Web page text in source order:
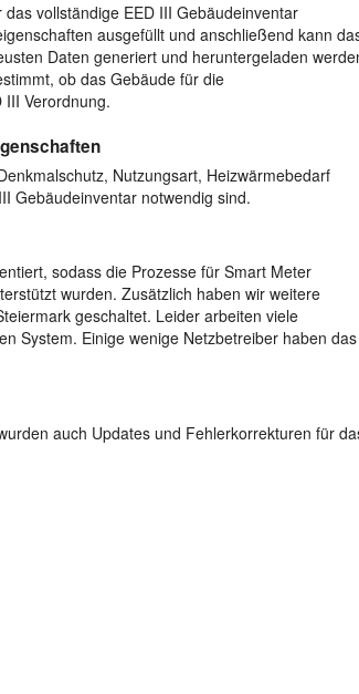
vollständige EED III Gebäudeinventar
ausgefüllt und anschließend kann
Daten generiert und heruntergeladen
ob das Gebäude für die
Verordnung.
Nutzungsart, Heizwärmebedarf
Gebäudeinventar notwendig sind.
sodass die Prozesse für Smart Meter
wurden. Zusätzlich haben wir weitere
geschaltet. Leider arbeiten viele
System. Einige wenige Netzbetreiber haben das
auch Updates und Fehlerkorrekturen für